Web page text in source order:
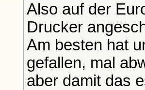
Also auf der
Drucker
Am besten hat
gefallen, mal
aber damit das